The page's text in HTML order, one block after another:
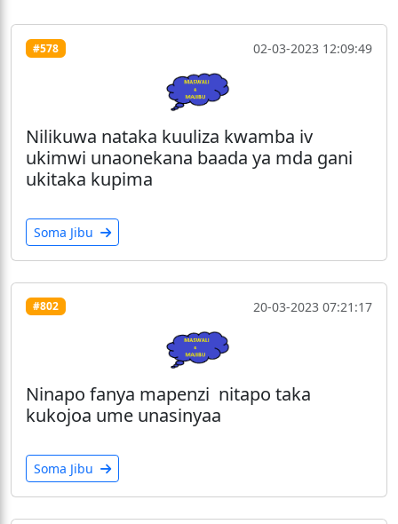
#578 02-03-2023 12:09:49
Nilikuwa nataka kuuliza kwamba iv
ukimwi unaonekana baada ya mda gani
ukitaka kupima
Soma Jibu
#802 20-03-2023 07:21:17
Ninapo fanya mapenzi nitapo taka
kukojoa ume unasinyaa
Soma Jibu